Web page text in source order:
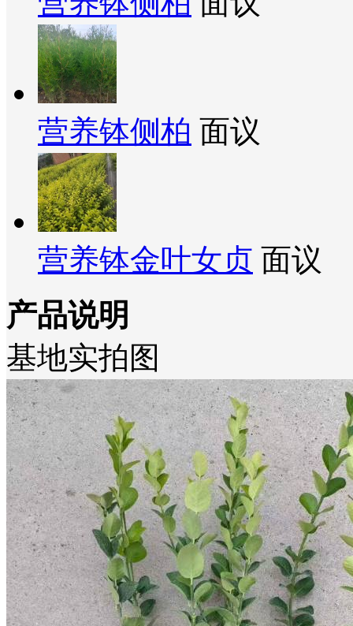
营养钵侧柏 面议
营养钵金叶女贞 面议
产品说明
基地实拍图